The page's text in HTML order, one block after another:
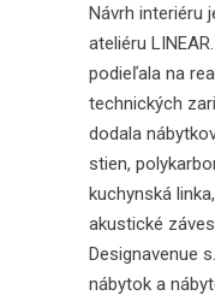
Návrh interiéru
ateliéru
podieľala na
technických
dodala
stien,
kuchynská
akustické
Designavenue
nábytok a